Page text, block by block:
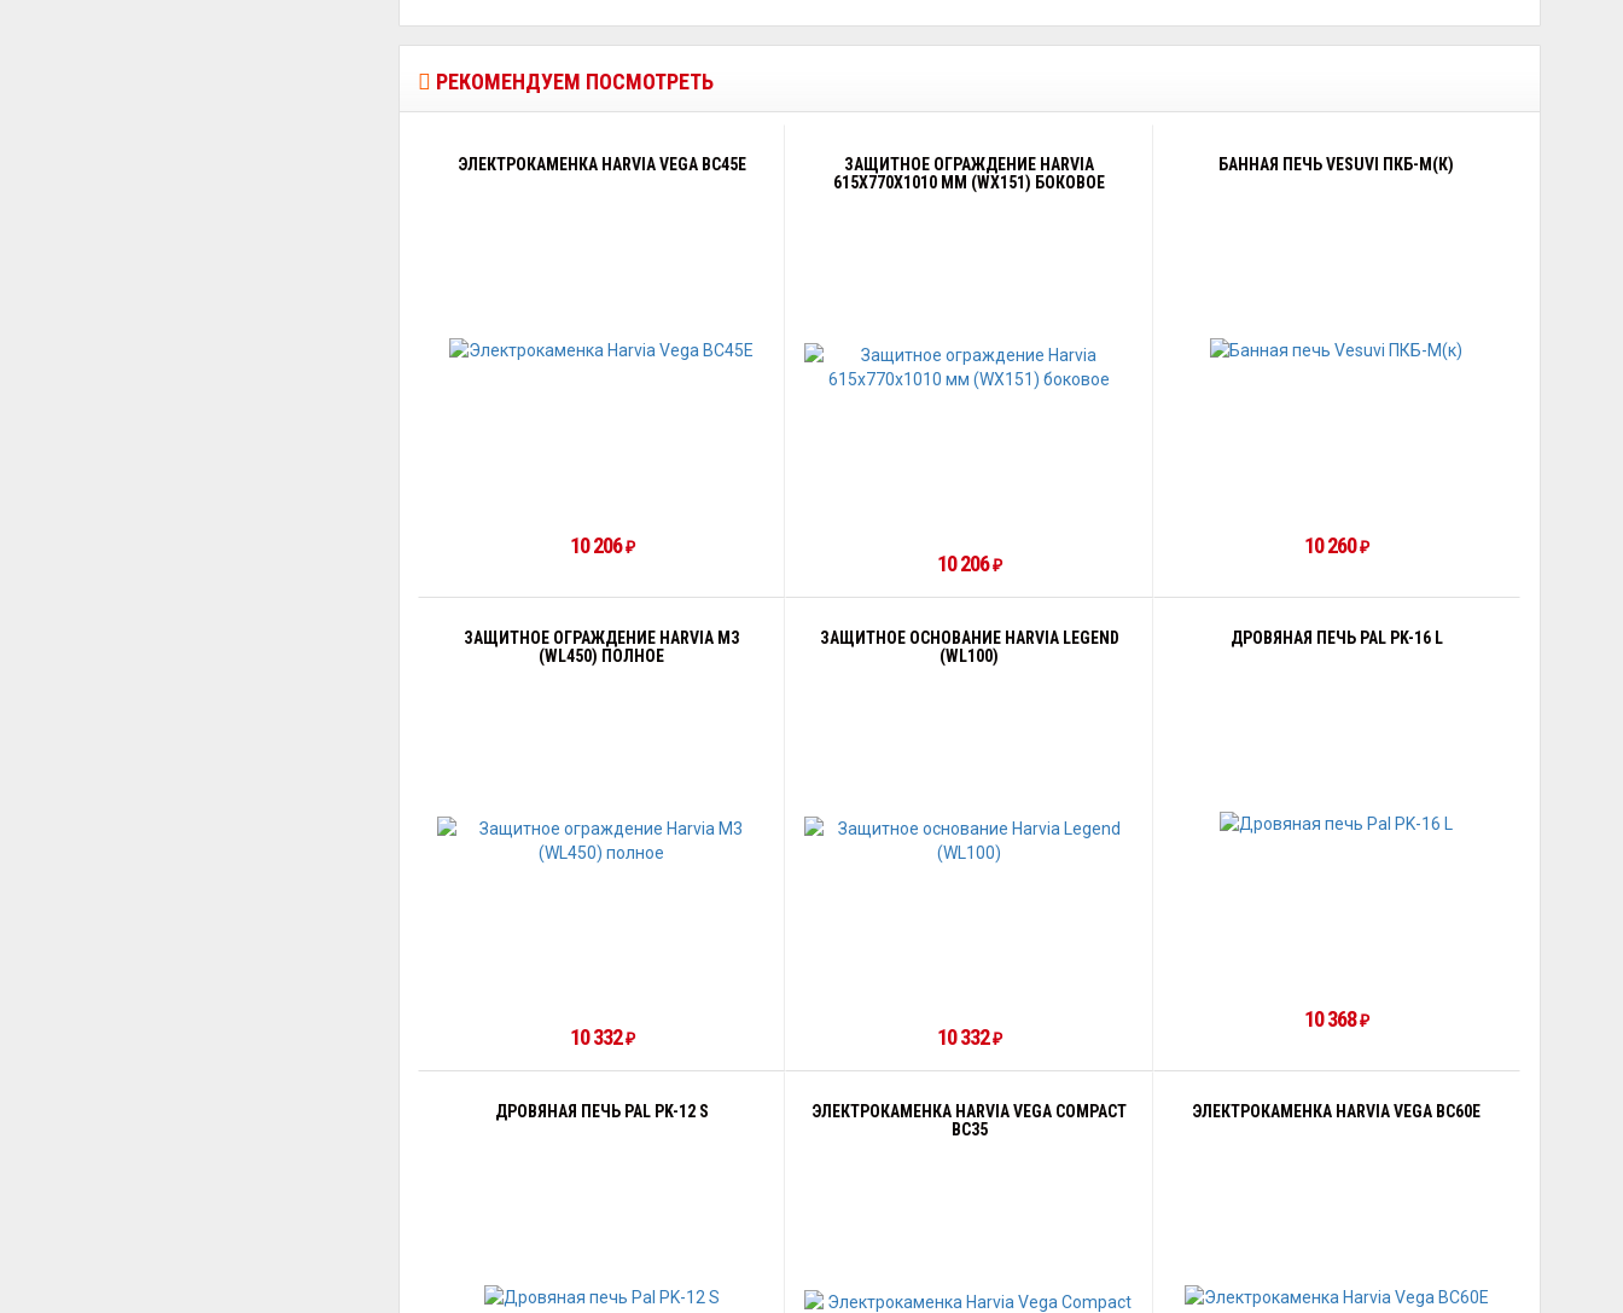
РЕКОМЕНДУЕМ ПОСМОТРЕТЬ
ЭЛЕКТРОКАМЕНКА HARVIA VEGA BC45E
10 206₽
ЗАЩИТНОЕ ОГРАЖДЕНИЕ HARVIA
615Х770X1010 ММ (WX151) БОКОВОЕ
10 206₽
БАННАЯ ПЕЧЬ VESUVI ПКБ-М(К)
10 260₽
ЗАЩИТНОЕ ОГРАЖДЕНИЕ HARVIA M3
(WL450) ПОЛНОЕ
10 332₽
ЗАЩИТНОЕ ОСНОВАНИЕ HARVIA LEGEND
(WL100)
10 332₽
ДРОВЯНАЯ ПЕЧЬ PAL PK-16 L
10 368₽
ДРОВЯНАЯ ПЕЧЬ PAL PK-12 S
ЭЛЕКТРОКАМЕНКА HARVIA VEGA COMPACT
BC35
ЭЛЕКТРОКАМЕНКА HARVIA VEGA BC60E